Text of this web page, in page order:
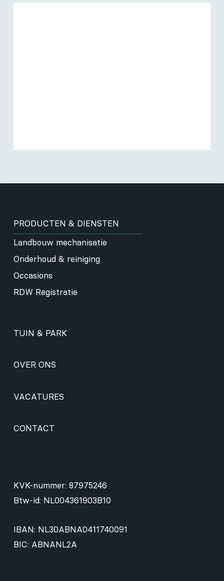
PRODUCTEN & DIENSTEN
Landbouw mechanisatie
Onderhoud & reiniging
Occasions
RDW Registratie
TUIN & PARK
OVER ONS
VACATURES
CONTACT
KVK-nummer: 87975246
Btw-id: NL004361903B10
IBAN: NL30ABNA0411740091
BIC: ABNANL2A